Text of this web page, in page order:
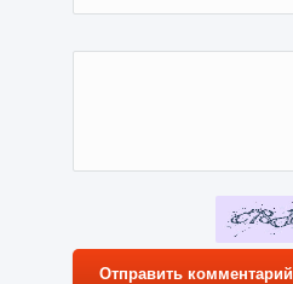
Отправить комментарий